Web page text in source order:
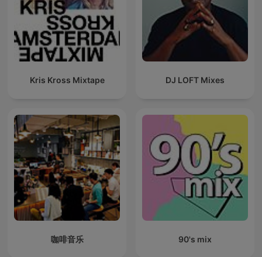
Kris Kross Mixtape DJ LOFT Mixes
咖啡音乐 90's mix